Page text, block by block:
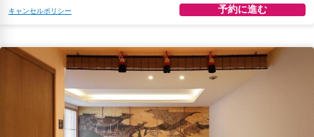
キャンセルポリシー 予約に進む